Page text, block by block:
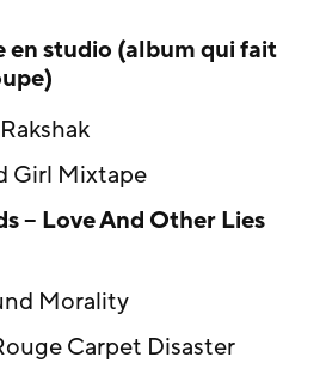
en studio (album qui fait
Girl Mixtape
– Love And Other Lies
Morality
Carpet Disaster